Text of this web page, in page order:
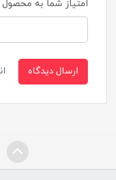
امتیاز شما به محصول
ارسال دیدگاه